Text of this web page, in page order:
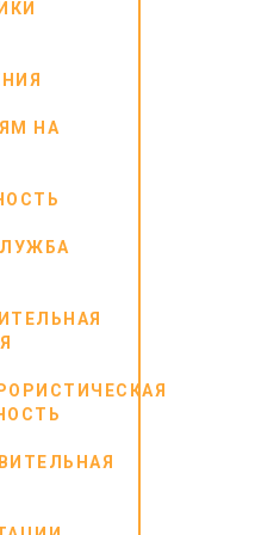
НА